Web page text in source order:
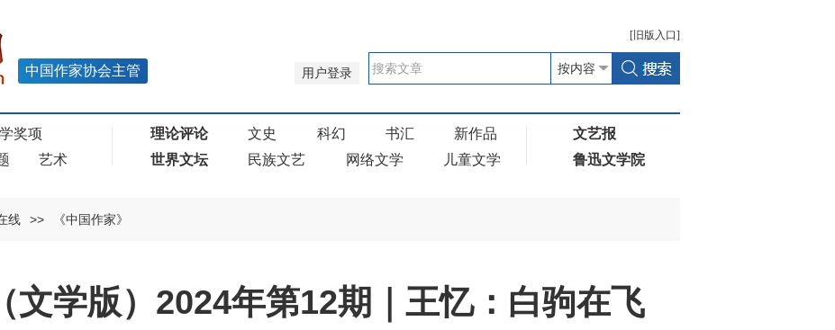
[ 旧版 入口]
用户登录
中国作家协会主管
奖项
艺术
理论评论 文史 科幻 书汇
新作品
世界文坛
民族文艺 网络文学 儿童文学
文艺报
鲁迅文学院
线 >> 《中国作家》
文学版）2024年第12期｜王忆：白驹在飞